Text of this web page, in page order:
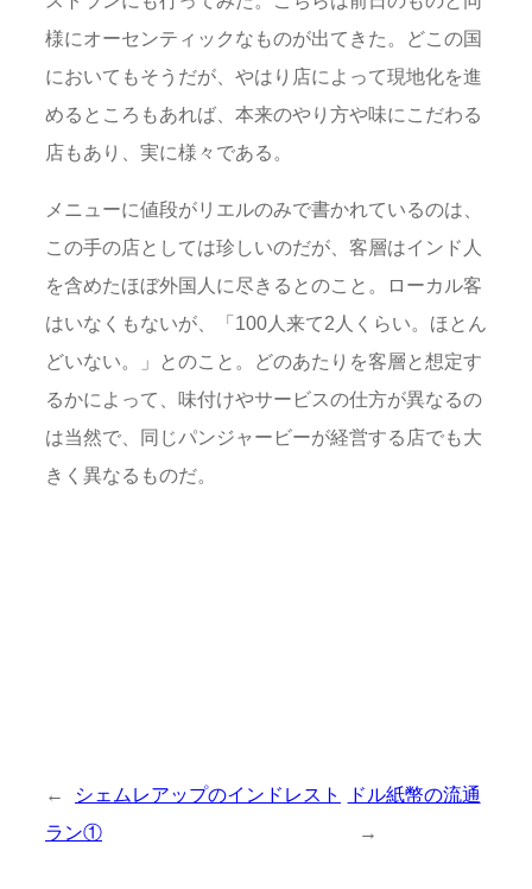
様にオーセンティックなものが出てきた。どこの国
においてもそうだが、やはり店によって現地化を進
めるところもあれば、本来のやり方や味にこだわる
店もあり、実に様々である。
メニューに値段がリエルのみで書かれているのは、
この手の店としては珍しいのだが、客層はインド人
を含めたほぼ外国人に尽きるとのこと。ローカル客
はいなくもないが、「100人来て2人くらい。ほとん
どいない。」とのこと。どのあたりを客層と想定す
るかによって、味付けやサービスの仕方が異なるの
は当然で、同じパンジャービーが経営する店でも大
きく異なるものだ。
←
シェムレアップのインドレスト
ラン①
ドル紙幣の流通
→